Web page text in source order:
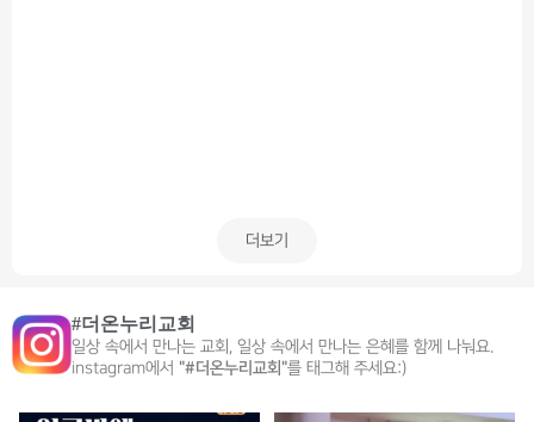
더보기
#더온누리교회
일상 속에서 만나는 교회, 일상 속에서 만나는 은혜를 함께 나눠요.
instagram에서 "#더온누리교회"를 태그해 주세요:)